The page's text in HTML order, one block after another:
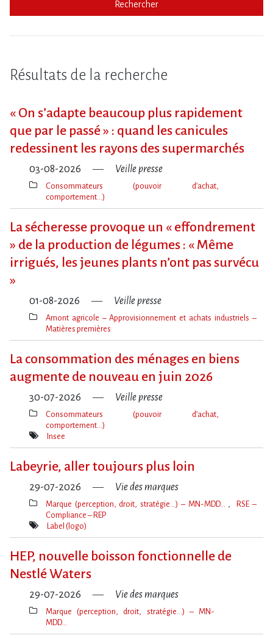
Rechercher
Résultats de la recherche
« On s​‌’adapte beaucoup plus rapidement
que par le passé » : quand les canicules
redessinent les rayons des supermarchés
03-08-2026 Veille presse
Thèmes(s)
Consommateurs (pouvoir d’achat,
comportement…)
La sécheresse provoque un « effondrement
» de la production de légumes : « Même
irrigués, les jeunes plants n’ont pas survécu
»
01-08-2026 Veille presse
Thèmes(s)
Amont agricole – Approvisionnement et achats industriels –
Matières premières
La consommation des ménages en biens
augmente de nouveau en juin 2026
30-07-2026 Veille presse
Thèmes(s)
Consommateurs (pouvoir d’achat,
comportement…)
Mot(s)-
Insee
Labeyrie, aller toujours plus loin
29-07-2026 Vie des marques
Thèmes(s)
Marque (perception, droit, stratégie…) – MN-MDD…
RSE –
Compliance – REP
Mot(s)-
Label (logo)
HEP, nouvelle boisson fonctionnelle de
Nestlé Waters
29-07-2026 Vie des marques
Thèmes(s)
Marque (perception, droit, stratégie…) – MN-
MDD…